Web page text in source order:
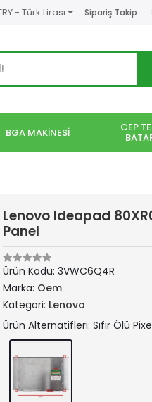
- Türk Lirası Sipariş Takip
BGA MAKİNESİ CEP
Lenovo Ideapad
Panel
Ürün Kodu: 3VWC6Q4R
Marka: Oem
Kategori: Lenovo
Ürün Alternatifleri: Sıfır Ölü